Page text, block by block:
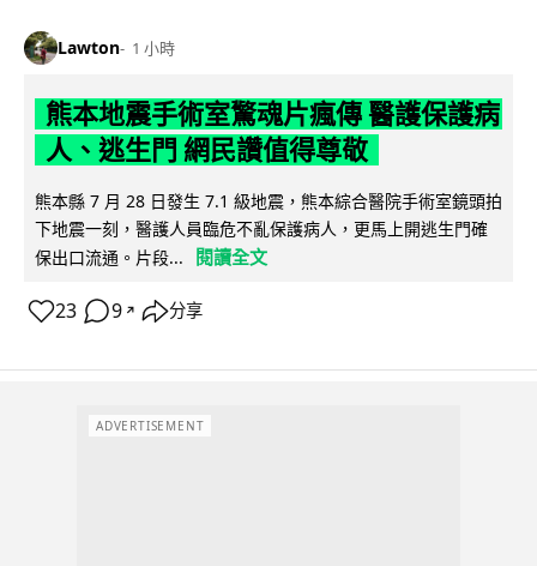
Lawton 1 小時
熊本地震手術室驚魂片瘋傳 醫護保護病
人、逃生門 網民讚值得尊敬
熊本縣 7 月 28 日發生 7.1 級地震，熊本綜合醫院手術室鏡頭拍
下地震一刻，醫護人員臨危不亂保護病人，更馬上開逃生門確
保出口流通。片段...
閱讀全文
23 9 ↗ 分享
ADVERTISEMENT